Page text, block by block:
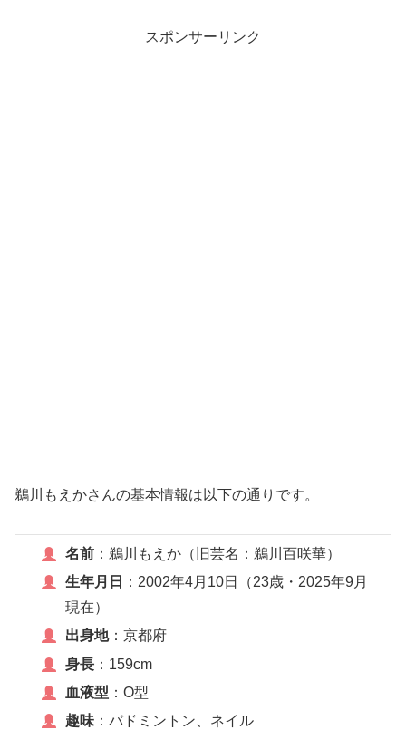
スポンサーリンク
鵜川もえかさんの基本情報は以下の通りです。
名前：鵜川もえか（旧芸名：鵜川百咲華）
生年月日
：2002年4月10日（23歳・2025年9月
現在）
出身地：京都府
身長：159cm
血液型 ：O型
趣味：バドミントン、ネイル